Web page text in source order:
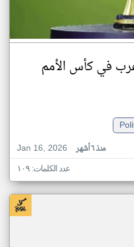
عرب في كأس الأمم
Jan 16, 2026
منذ ٦ أشهر
عدد الكلمات: ١٠٩